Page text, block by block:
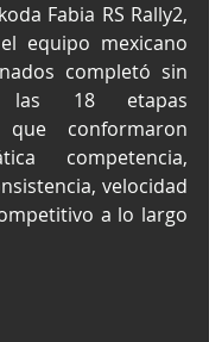
Fabia RS Rally2,
equipo mexicano
completó sin
las 18 etapas
que conformaron
competencia,
velocidad
a lo largo